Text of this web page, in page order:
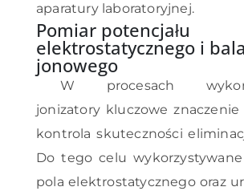
aparatury laboratoryjnej.
Pomiar potencjału
elektrostatycznego i
jonowego
W procesach
jonizatory kluczowe
kontrola skuteczności
Do tego celu
pola elektrostatycznego oraz